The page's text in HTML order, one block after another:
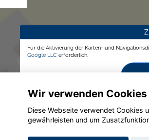
Für die Aktivierung der Karten- und
Google LLC erforderlich.
Wir verwenden Cookies
Diese Webseite verwendet Cookies
gewährleisten und um